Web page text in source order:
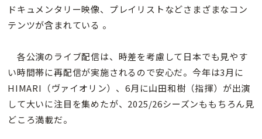
ドキュメンタリー映像、プレイリストなどさまざまなコン
テンツが含まれている 。
各公演のライブ配信は、時差を考慮して日本でも見やす
い時間帯に再配信が実施されるので安心だ。今年は3月に
HIMARI（ヴァイオリン）、6月に山田和樹（指揮）が出演
して大いに注目を集めたが、2025/26シーズンももちろん見
どころ満載だ。